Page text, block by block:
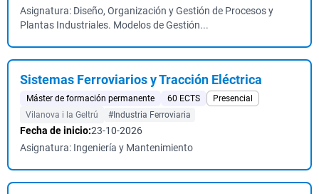
Asignatura: Diseño, Organización y Gestión de Procesos y
Plantas Industriales. Modelos de Gestión...
Sistemas Ferroviarios y Tracción Eléctrica
Máster de formación permanente 60 ECTS
Presencial
Vilanova i la Geltrú
#Industria Ferroviaria
Fecha de inicio:23-10-2026
Asignatura: Ingeniería y Mantenimiento